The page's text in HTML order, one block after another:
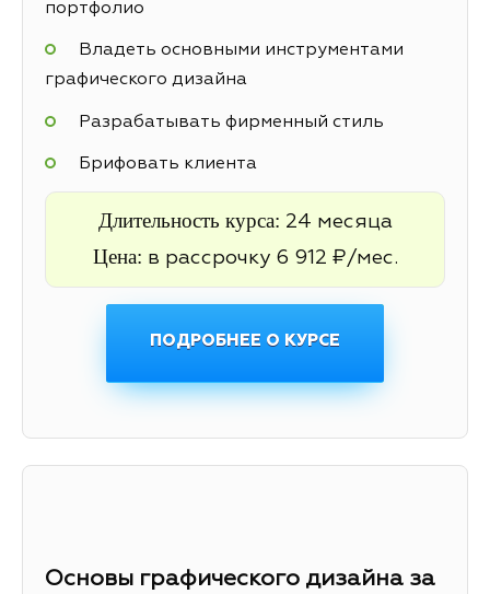
портфолио
Владеть основными инструментами
графического дизайна
Разрабатывать фирменный стиль
Брифовать клиента
Длительность курса: 24 месяца
Цена: в рассрочку 6 912 ₽/мес.
ПОДРОБНЕЕ О КУРСЕ
Основы графического дизайна за